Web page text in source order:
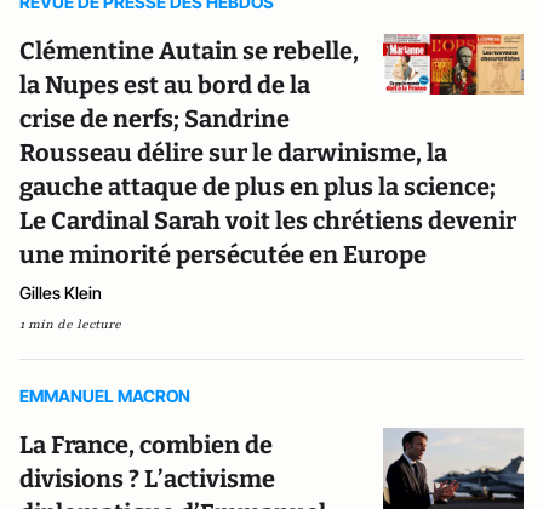
Clémentine Autain se rebelle,
la Nupes est au bord de la
crise de nerfs; Sandrine
Rousseau délire sur le darwinisme, la
gauche attaque de plus en plus la science;
Le Cardinal Sarah voit les chrétiens devenir
une minorité persécutée en Europe
Gilles Klein
1 min de lecture
EMMANUEL MACRON
La France, combien de
divisions ? L’activisme